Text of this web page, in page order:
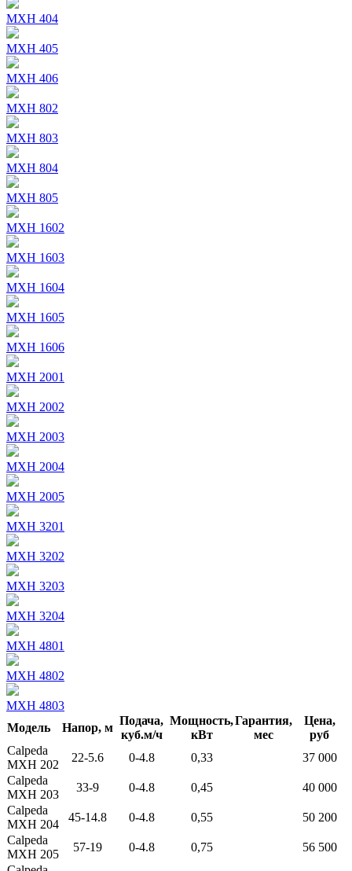
MXH 404
MXH 405
MXH 406
MXH 802
MXH 803
MXH 804
MXH 805
MXH 1602
MXH 1603
MXH 1604
MXH 1605
MXH 1606
MXH 2001
MXH 2002
MXH 2003
MXH 2004
MXH 2005
MXH 3201
MXH 3202
MXH 3203
MXH 3204
MXH 4801
MXH 4802
MXH 4803
Модель
Напор, м
Подача,
куб.м/ч
Мощность,
кВт
Гарантия,
мес
Цена,
руб
Calpeda
MXH 202
22-5.6 0-4.8 0,33
37 000
Calpeda
MXH 203
33-9 0-4.8 0,45
40 000
Calpeda
MXH 204
45-14.8 0-4.8 0,55
50 200
Calpeda
MXH 205
57-19 0-4.8 0,75
56 500